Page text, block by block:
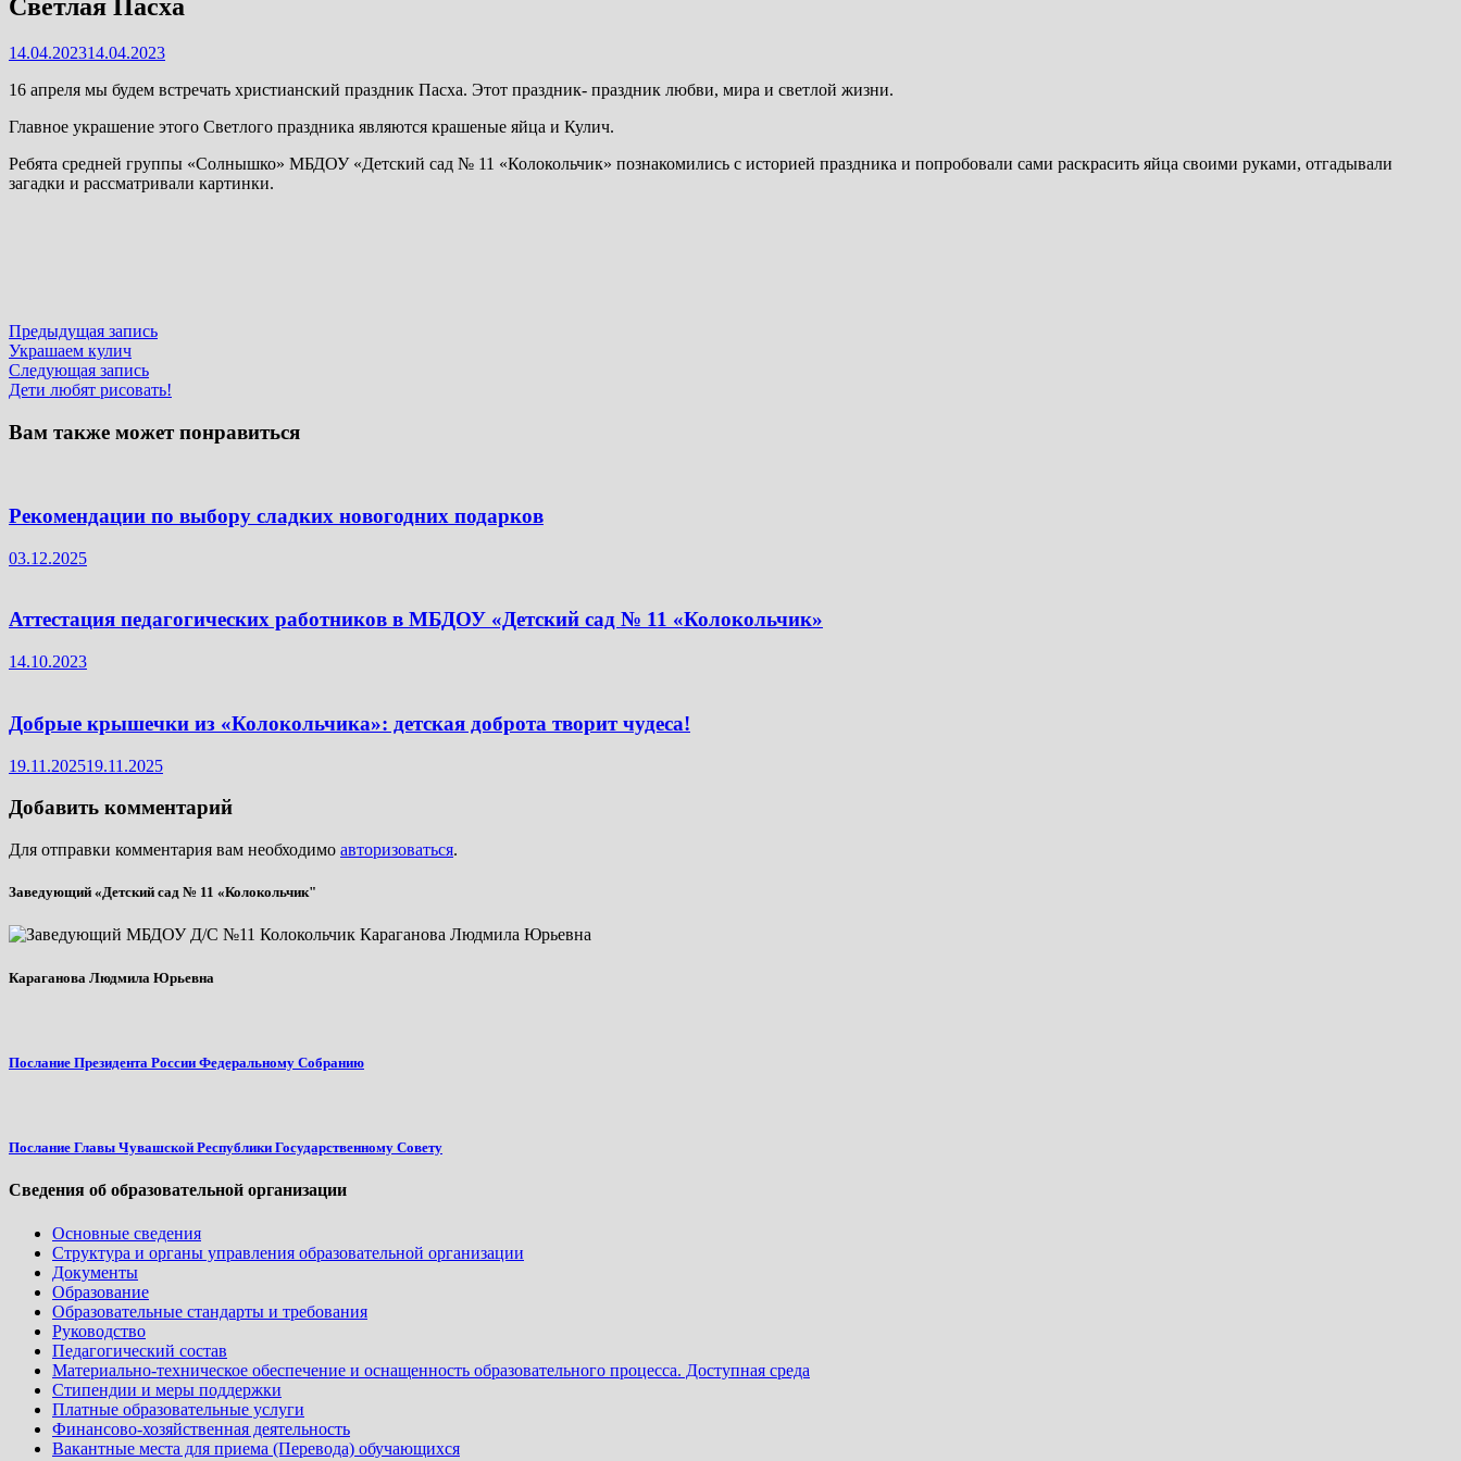
Светлая Пасха
14.04.202314.04.2023
16 апреля мы будем встречать христианский праздник Пасха. Этот праздник- праздник любви, мира и светлой жизни.
Главное украшение этого Светлого праздника являются крашеные яйца и Кулич.
Ребята средней группы «Солнышко» МБДОУ «Детский сад № 11 «Колокольчик» познакомились с историей праздника и попробовали сами раскрасить яйца своими руками, отгадывали
загадки и рассматривали картинки.
Навигация
по
записям
Предыдущая записьПредыдущая
Украшаем кулич
Следующая записьСледующая
запись:
Дети любят рисовать!
Вам также может понравиться
Рекомендации по выбору сладких новогодних подарков
03.12.2025
Аттестация педагогических работников в МБДОУ «Детский сад № 11 «Колокольчик»
14.10.2023
Добрые крышечки из «Колокольчика»: детская доброта творит чудеса!
19.11.202519.11.2025
Добавить комментарий
Для отправки комментария вам необходимо авторизоваться.
Заведующий «Детский сад № 11 «Колокольчик"
Караганова Людмила Юрьевна
Послание Президента России Федеральному Собранию
Послание Главы Чувашской Республики Государственному Совету
Сведения об образовательной организации
Основные сведения
Структура и органы управления образовательной организации
Документы
Образование
Образовательные стандарты и требования
Руководство
Педагогический состав
Материально-техническое обеспечение и оснащенность образовательного процесса. Доступная среда
Стипендии и меры поддержки
Платные образовательные услуги
Финансово-хозяйственная деятельность
Вакантные места для приема (Перевода) обучающихся